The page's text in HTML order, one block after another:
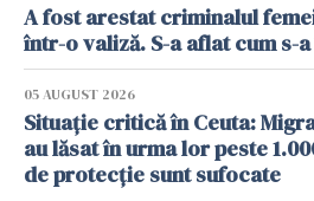
A fost arestat criminalul
într-o valiză. S-a aflat cum s-
05 AUGUST 2026
Situație critică în Ceuta:
au lăsat în urma lor peste
de protecție sunt sufocate